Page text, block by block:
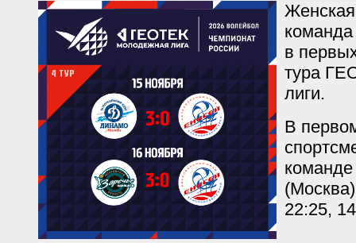
в
тура
лиги.
В
22:25,